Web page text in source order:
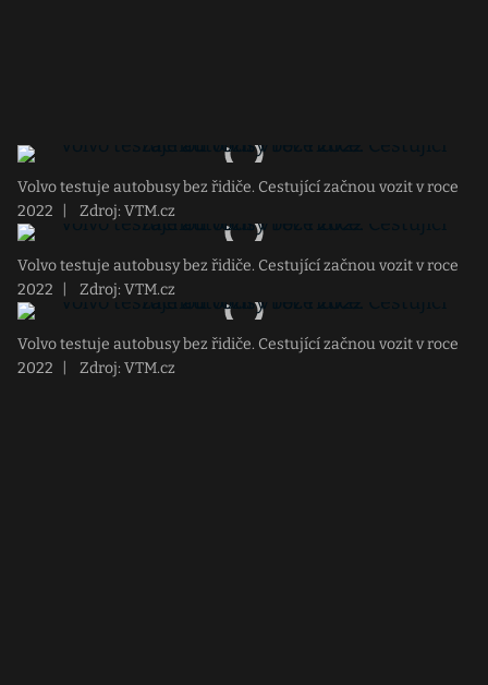
Volvo testuje autobusy bez řidiče. Cestující začnou vozit v roce
2022
Zdroj: VTM.cz
Volvo testuje autobusy bez řidiče. Cestující začnou vozit v roce
2022
Zdroj: VTM.cz
Volvo testuje autobusy bez řidiče. Cestující začnou vozit v roce
2022
Zdroj: VTM.cz